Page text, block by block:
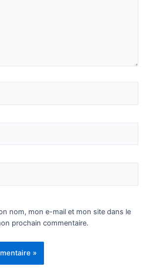
nom, mon e-mail et mon site dans le
prochain commentaire.